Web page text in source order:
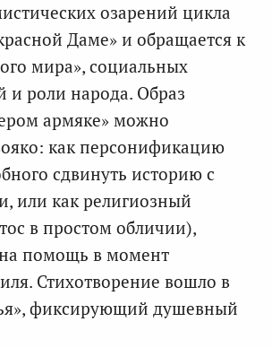
озарений цикла
Даме» и обращается к
мира», социальных
и роли народа. Образ
армяке» можно
как персонификацию
сдвинуть историю с
или как религиозный
в простом обличии),
помощь в момент
Стихотворение вошло в
фиксирующий душевный